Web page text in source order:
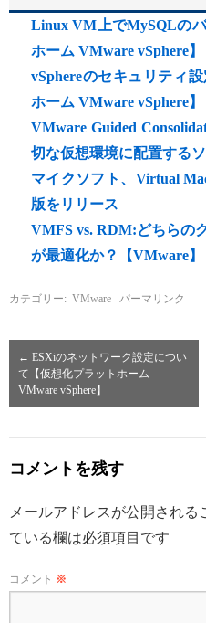
Linux VM上でMySQLの
ホーム VMware vSphere】
vSphereのセキュリティ
ホーム VMware vSphere】
VMware Guided
切な仮想環境に配置する
マイクソフト、Virtual
版をリリース
VMFS vs. RDM:どちらの
が最適化か？【VMware】
カテゴリー: VMware パーマリンク
← ESXiのネットワーク設定につい
て【仮想化プラットホーム
VMware vSphere】
コメントを残す
メールアドレスが公開される
ている欄は必須項目です
コメント ※